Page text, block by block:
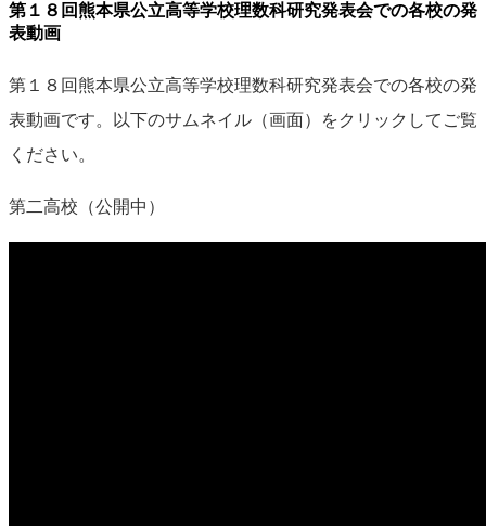
第１８回熊本県公立高等学校理数科研究発表会での各校の発
表動画
第１８回熊本県公立高等学校理数科研究発表会での各校の発
表動画です。以下のサムネイル（画面）をクリックしてご覧
ください。
第二高校（公開中）